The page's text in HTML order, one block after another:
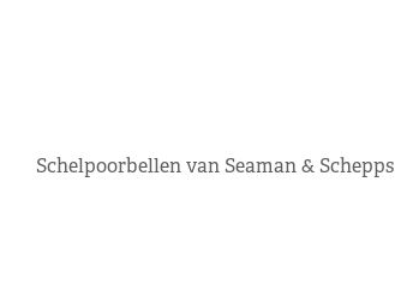
Schelpoorbellen van Seaman & Schepps